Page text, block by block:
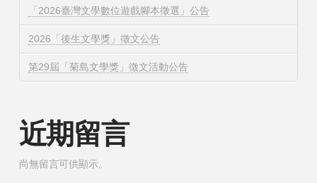
「2026臺灣文學數位遊戲腳本徵選」公告
2026「後生文學獎」徵文公告
第29屆「菊島文學獎」徵文活動公告
近期留言
尚無留言可供顯示。